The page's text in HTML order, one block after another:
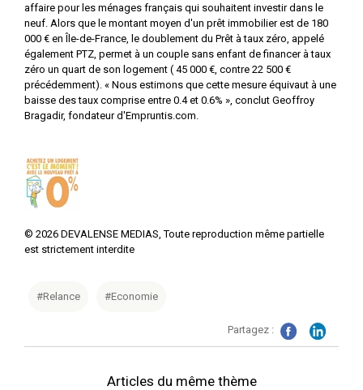
affaire pour les ménages français qui souhaitent investir dans le
neuf. Alors que le montant moyen d'un prêt immobilier est de 180
000 € en Île-de-France, le doublement du Prêt à taux zéro, appelé
également PTZ, permet à un couple sans enfant de financer à taux
zéro un quart de son logement ( 45 000 €, contre 22 500 €
précédemment). « Nous estimons que cette mesure équivaut à une
baisse des taux comprise entre 0.4 et 0.6% », conclut Geoffroy
Bragadir, fondateur d'Empruntis.com.
© 2026 DEVALENSE MEDIAS, Toute reproduction même partielle
est strictement interdite
#Relance #Economie
Partagez :
Articles du même thème